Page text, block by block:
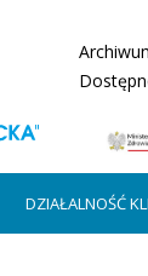
DZIAŁALNOŚĆ